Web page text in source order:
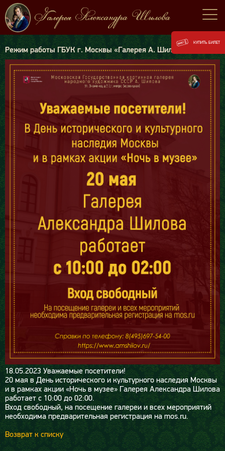
Режим работы ГБУК г. Москвы «Галерея А. Шилова» 20 мая
18.05.2023 Уважаемые посетители!
20 мая в День исторического и культурного наследия Москвы
и в рамках акции «Ночь в музее» Галерея Александра Шилова
работает с 10:00 до 02:00.
Вход свободный, на посещение галереи и всех мероприятий
необходима предварительная регистрация на mos.ru.
Возврат к списку
КУПИТЬ БИЛЕТ